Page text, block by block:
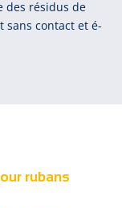
des ré­si­dus de
sans con­tact et é­
rubans